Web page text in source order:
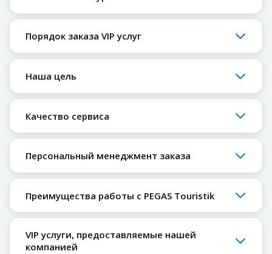
Порядок заказа VIP услуг
Наша цель
Качество сервиса
Персональный менеджмент заказа
Преимущества работы с PEGAS Touristik
VIP услуги, предоставляемые нашей
компанией